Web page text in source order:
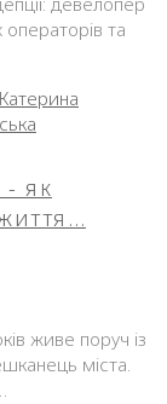
та
- як
живе поруч із
міста.